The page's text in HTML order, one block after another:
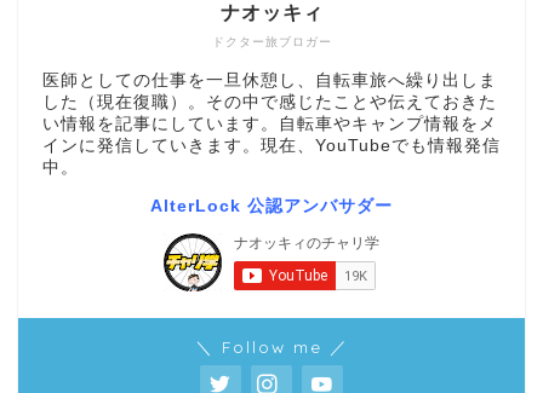
ドクター旅ブロガー
ナオッキィ
医師としての仕事を一旦休憩し、自転車旅へ繰り出しま
した（現在復職）。その中で感じたことや伝えておきた
い情報を記事にしています。自転車やキャンプ情報をメ
インに発信していきます。現在、YouTubeでも情報発信
中。
AlterLock 公認アンバサダー
＼ Follow me ／